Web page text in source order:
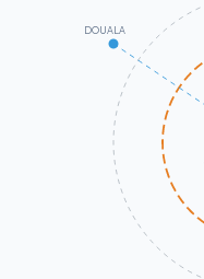
DOUALA